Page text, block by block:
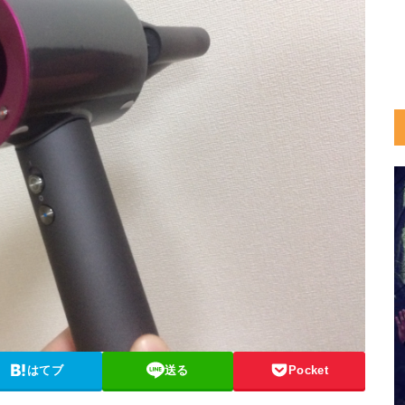
はてブ 送る Pocket